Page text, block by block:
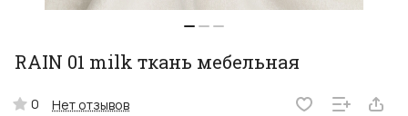
RAIN 01 milk ткань мебельная
0 Нет отзывов